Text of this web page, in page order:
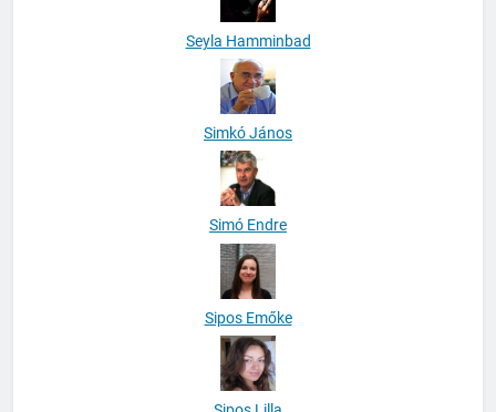
Seyla Hamminbad
Simkó János
Simó Endre
Sipos Emőke